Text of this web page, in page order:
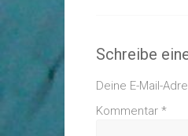
Schreibe
Deine E-Mail-
Kommentar *